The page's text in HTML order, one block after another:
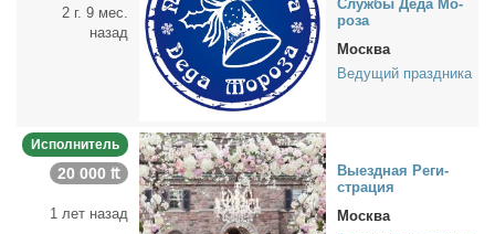
2 г. 9 мес.
назад
Служ­бы Де­да Мо­
ро­за
Москва
Ведущий праздника
Исполнитель
20 000 ₶
1 лет назад
Вы­езд­ная Ре­ги­
стра­ция
Москва